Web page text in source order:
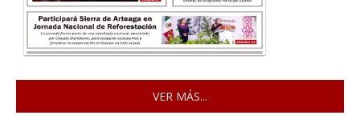
VER MÁS...